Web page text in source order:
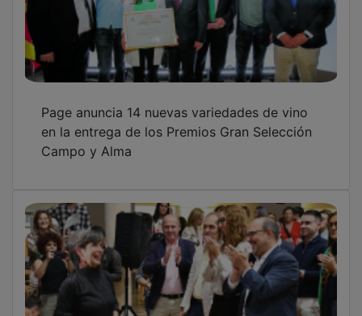
en la entrega de los Premios Gran Selección
Campo y Alma